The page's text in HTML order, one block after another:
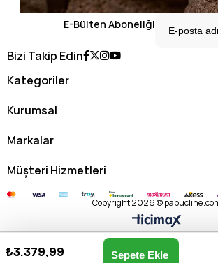
E-Bülten Aboneliği
Bizi Takip Edin
Kategoriler
Kurumsal
Markalar
Müşteri Hizmetleri
Copyright 2026 ©
U.s. Polo Assn. Kadın Postacı Çantası US25174-KAHVE
₺3.379,99
Anasayfa Favorilerim